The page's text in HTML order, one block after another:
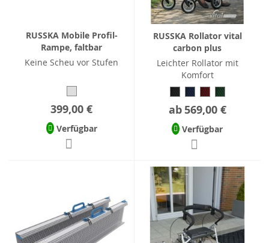
RUSSKA Mobile Profil-
Rampe, faltbar
Keine Scheu vor Stufen
399,00 €
Verfügbar
RUSSKA Rollator vital
carbon plus
Leichter Rollator mit
Komfort
ab 569,00 €
Verfügbar